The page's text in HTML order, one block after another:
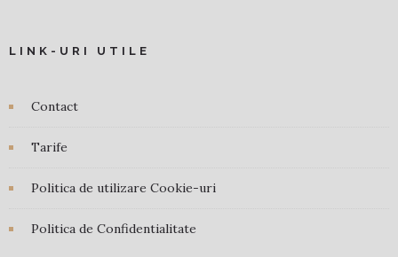
LINK-URI UTILE
Contact
Tarife
Politica de utilizare Cookie-uri
Politica de Confidentialitate